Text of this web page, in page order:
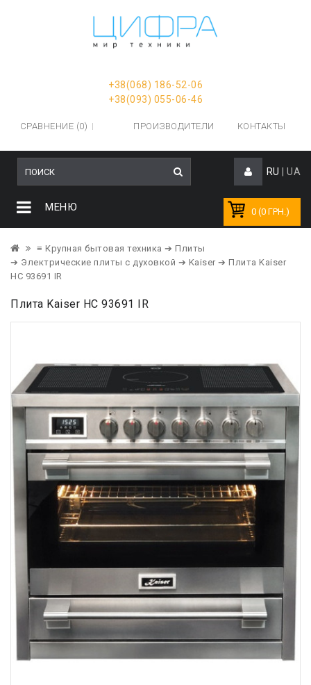
+38(068) 186-52-06
+38(093) 055-06-46
СРАВНЕНИЕ (0) ПРОИЗВОДИТЕЛИ КОНТАКТЫ
RU UA
0 (0 ГРН.)
МЕНЮ
≡ Крупная бытовая техника ➔ Плиты
➔ Электрические плиты с духовкой ➔ Kaiser ➔ Плита Kaiser
HC 93691 IR
Плита Kaiser HC 93691 IR